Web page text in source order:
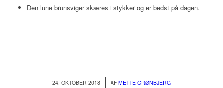
Den lune brunsviger skæres i stykker og er bedst på dagen.
24. OKTOBER 2018
/ AF METTE GRØNBJERG